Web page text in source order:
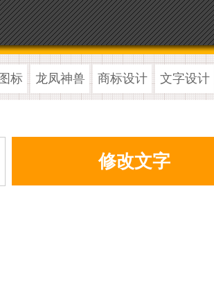
标 龙凤神兽 商标设计 文字设计